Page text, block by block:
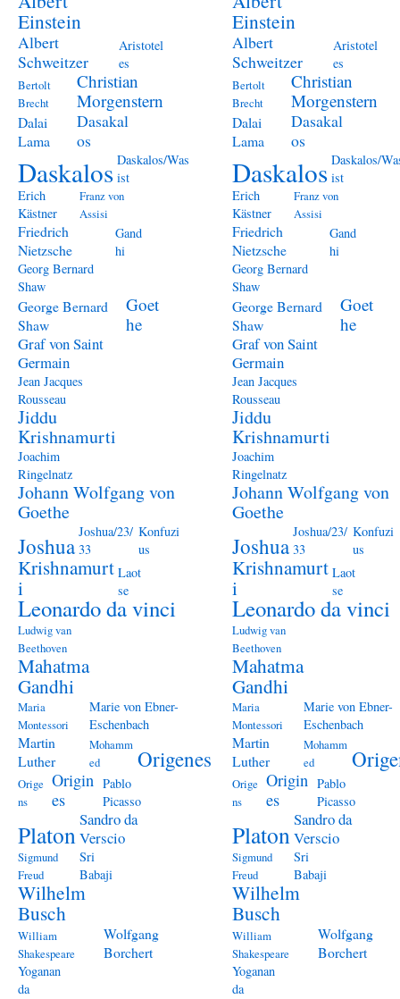
Einstein
Albert
Schweitzer
Aristotel
es
Bertolt
Brecht
Christian
Morgenstern
Dalai
Lama
Dasakal
os
Daskalos Daskalos/Was
ist
Erich
Kästner
Franz von
Assisi
Friedrich
Nietzsche
Gand
hi
Georg Bernard
Shaw
George Bernard
Shaw
Goet
he
Graf von Saint
Germain
Jean Jacques
Rousseau
Jiddu
Krishnamurti
Joachim
Ringelnatz
Johann Wolfgang von
Goethe
Joshua
Joshua/23/
33
Konfuzi
us
Krishnamurt
i
Laot
se
Leonardo da vinci
Ludwig van
Beethoven
Mahatma
Gandhi
Maria
Montessori
Marie von Ebner-
Eschenbach
Martin
Luther
Mohamm
ed
Origenes
Orige
ns
Origin
es
Pablo
Picasso
Platon
Sandro da
Verscio
Sigmund
Freud
Sri
Babaji
Wilhelm
Busch
William
Shakespeare
Wolfgang
Borchert
Yoganan
da
Einstein
Albert
Schweitzer
Aristotel
es
Bertolt
Brecht
Christian
Morgenstern
Dalai
Lama
Dasakal
os
Daskalos Daskalos/
ist
Erich
Kästner
Franz von
Assisi
Friedrich
Nietzsche
Gand
hi
Georg Bernard
Shaw
George Bernard
Shaw
Goet
he
Graf von Saint
Germain
Jean Jacques
Rousseau
Jiddu
Krishnamurti
Joachim
Ringelnatz
Johann Wolfgang von
Goethe
Joshua
Joshua/23/
33
Konfuzi
us
Krishnamurt
i
Laot
se
Leonardo da vinci
Ludwig van
Beethoven
Mahatma
Gandhi
Maria
Montessori
Marie von Ebner-
Eschenbach
Martin
Luther
Mohamm
ed
Orige
ns
Origin
es
Pablo
Picasso
Platon
Sandro da
Verscio
Sigmund
Freud
Sri
Babaji
Wilhelm
Busch
William
Shakespeare
Wolfgang
Borchert
Yoganan
da